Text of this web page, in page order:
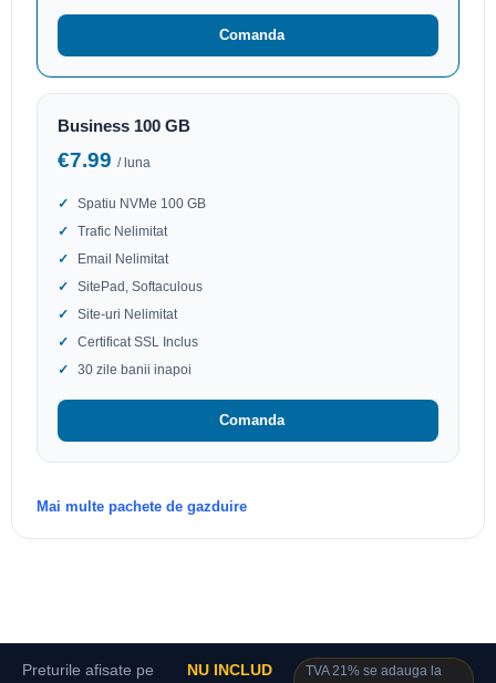
Comanda
Business 100 GB
€7.99 / luna
Spatiu NVMe 100 GB
Trafic Nelimitat
Email Nelimitat
SitePad, Softaculous
Site-uri Nelimitat
Certificat SSL Inclus
30 zile banii inapoi
Comanda
Mai multe pachete de gazduire
Preturile afisate pe
NU INCLUD
TVA 21% se adauga la